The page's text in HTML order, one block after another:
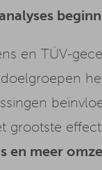
en TÜV-
grootste
en meer